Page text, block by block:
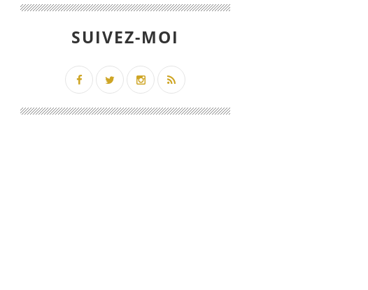
SUIVEZ-MOI